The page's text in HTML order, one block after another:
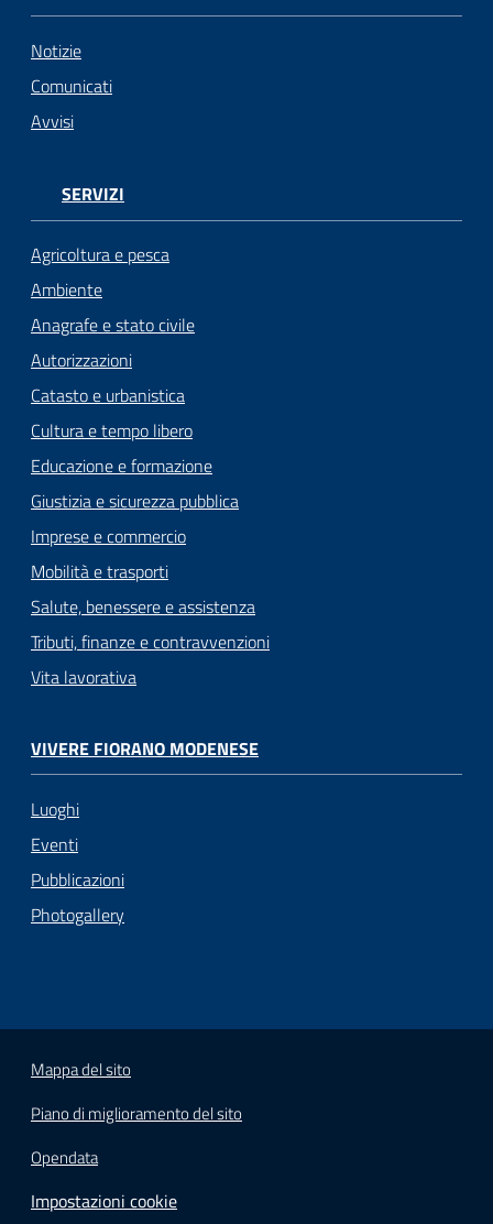
Notizie
Comunicati
Avvisi
SERVIZI
Agricoltura e pesca
Ambiente
Anagrafe e stato civile
Autorizzazioni
Catasto e urbanistica
Cultura e tempo libero
Educazione e formazione
Giustizia e sicurezza pubblica
Imprese e commercio
Mobilità e trasporti
Salute, benessere e assistenza
Tributi, finanze e contravvenzioni
Vita lavorativa
VIVERE FIORANO MODENESE
Luoghi
Eventi
Pubblicazioni
Photogallery
Mappa del sito
Piano di miglioramento del sito
Opendata
Impostazioni cookie